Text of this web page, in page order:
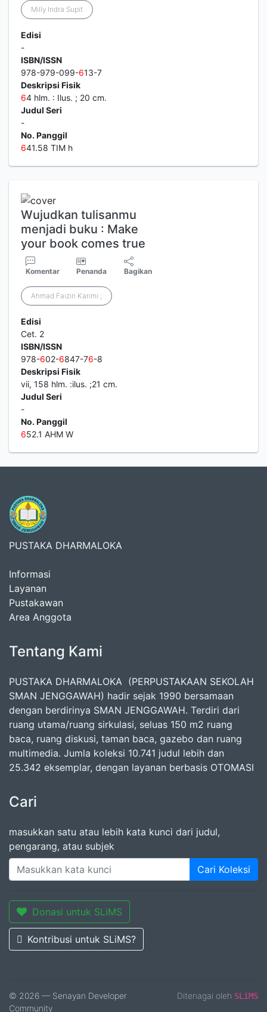
Milly Indra Supit
Edisi
-
ISBN/ISSN
978-979-099-613-7
Deskripsi Fisik
64 hlm. : Ilus. ; 20 cm.
Judul Seri
-
No. Panggil
641.58 TIM h
Wujudkan tulisanmu
menjadi buku : Make
your book comes true
Komentar Penanda Bagikan
Ahmad Faizin Karimi ;
Edisi
Cet. 2
ISBN/ISSN
978-602-6847-76-8
Deskripsi Fisik
vii, 158 hlm. :ilus. ;21 cm.
Judul Seri
-
No. Panggil
652.1 AHM W
PUSTAKA DHARMALOKA
Informasi
Layanan
Pustakawan
Area Anggota
Tentang Kami
PUSTAKA DHARMALOKA (PERPUSTAKAAN SEKOLAH
SMAN JENGGAWAH) hadir sejak 1990 bersamaan
dengan berdirinya SMAN JENGGAWAH. Terdiri dari
ruang utama/ruang sirkulasi, seluas 150 m2 ruang
baca, ruang diskusi, taman baca, gazebo dan ruang
multimedia. Jumla koleksi 10.741 judul lebih dan
25.342 eksemplar, dengan layanan berbasis OTOMASI
Cari
masukkan satu atau lebih kata kunci dari judul,
pengarang, atau subjek
Cari Koleksi
Donasi untuk SLiMS
Kontribusi untuk SLiMS?
© 2026 — Senayan Developer
Community
Ditenagai oleh SLiMS